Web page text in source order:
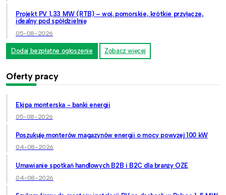
Projekt PV 1,33 MW (RTB) – woj. pomorskie, krótkie przyłącze,
idealny pod spółdzielnię
05-08-2026
Dodaj bezpłatne ogłoszenie Zobacz więcej
Oferty pracy
Ekipa monterska - banki energii
05-08-2026
Poszukuję monterów magazynów energii o mocy powyżej 100 kW
04-08-2026
Umawianie spotkań handlowych B2B i B2C dla branży OZE
04-08-2026